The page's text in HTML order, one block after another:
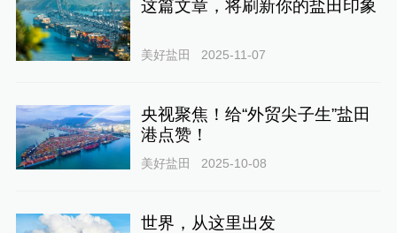
这篇文章，将刷新你的盐田印象
美好盐田 2025-11-07
央视聚焦！给“外贸尖子生”盐田
港点赞！
美好盐田 2025-10-08
世界，从这里出发